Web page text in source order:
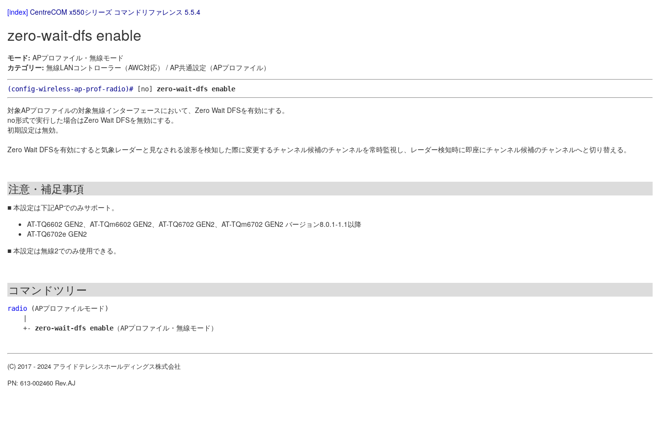
[index] CentreCOM x550シリーズ コマンドリファレンス 5.5.4
zero-wait-dfs enable
モード: APプロファイル・無線モード
カテゴリー: 無線LANコントローラー（AWC対応） / AP共通設定（APプロファイル）
(config-wireless-ap-prof-radio)#[no] zero-wait-dfs enable
対象APプロファイルの対象無線インターフェースにおいて、Zero Wait DFSを有効にする。
no形式で実行した場合はZero Wait DFSを無効にする。
初期設定は無効。
Zero Wait DFSを有効にすると気象レーダーと見なされる波形を検知した際に変更するチャンネル候補のチャンネルを常時監視し、レーダー検知時に即座にチャンネル候補のチャンネルへと切り替える。
注意・補足事項
■ 本設定は下記APでのみサポート。
AT-TQ6602 GEN2、AT-TQm6602 GEN2、AT-TQ6702 GEN2、AT-TQm6702 GEN2 バージョン8.0.1-1.1以降
AT-TQ6702e GEN2
■ 本設定は無線2でのみ使用できる。
コマンドツリー
radio (APプロファイルモード)
    +-
zero-wait-dfs enable
(C) 2017 - 2024 アライドテレシスホールディングス株式会社
PN: 613-002460 Rev.AJ